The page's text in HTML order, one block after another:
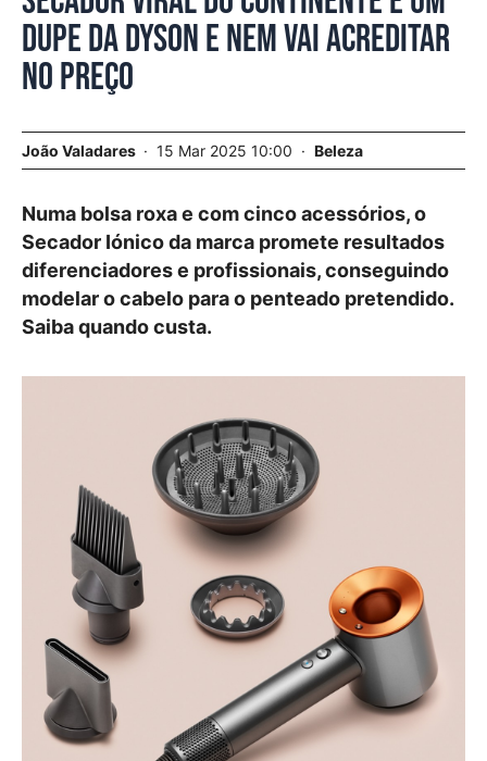
dupe da Dyson e nem vai acreditar
no preço
João Valadares 15 Mar 2025 10:00 Beleza
Numa bolsa roxa e com cinco acessórios, o
Secador Iónico da marca promete resultados
diferenciadores e profissionais, conseguindo
modelar o cabelo para o penteado pretendido.
Saiba quando custa.